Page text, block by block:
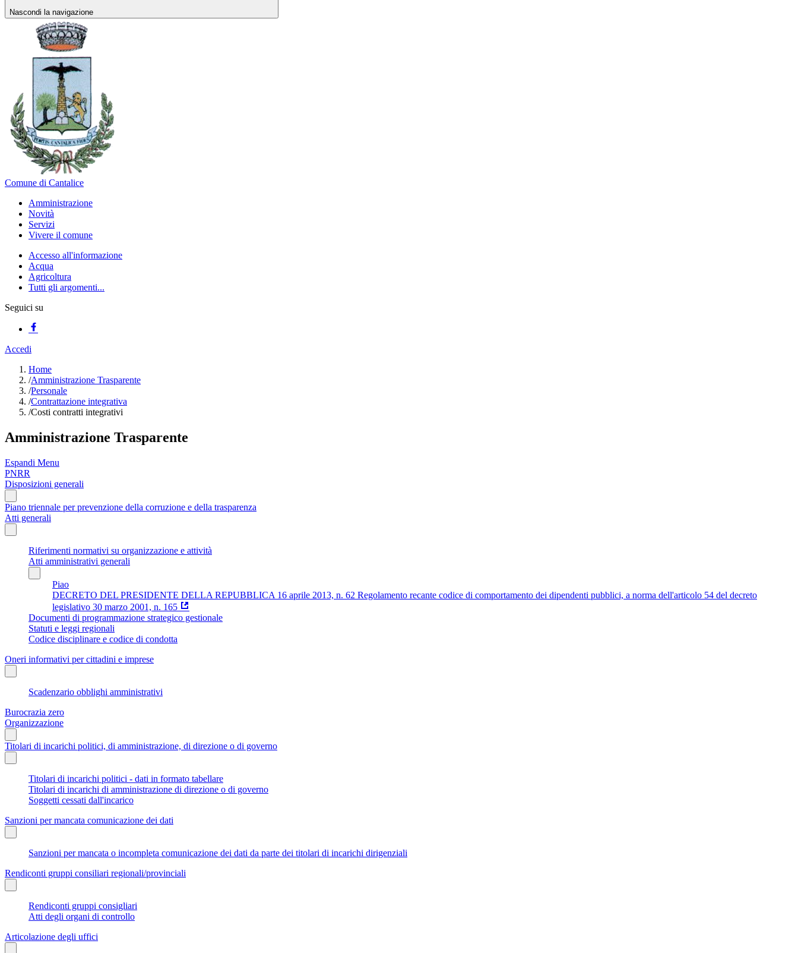
Nascondi la navigazione
Comune di Cantalice
Amministrazione
Novità
Servizi
Vivere il comune
Accesso all'informazione
Acqua
Agricoltura
Tutti gli argomenti...
Seguici su
Accedi
Home
/Amministrazione Trasparente
/Personale
/Contrattazione integrativa
/Costi contratti integrativi
Amministrazione Trasparente
Espandi Menu
PNRR
Disposizioni generali
Piano triennale per prevenzione della corruzione e della trasparenza
Atti generali
Riferimenti normativi su organizzazione e attività
Atti amministrativi generali
Piao
DECRETO DEL PRESIDENTE DELLA REPUBBLICA 16 aprile 2013, n. 62 Regolamento recante codice di comportamento dei dipendenti pubblici, a norma dell'articolo 54 del decreto
legislativo 30 marzo 2001, n. 165
Documenti di programmazione strategico gestionale
Statuti e leggi regionali
Codice disciplinare e codice di condotta
Oneri informativi per cittadini e imprese
Scadenzario obblighi amministrativi
Burocrazia zero
Organizzazione
Titolari di incarichi politici, di amministrazione, di direzione o di governo
Titolari di incarichi politici - dati in formato tabellare
Titolari di incarichi di amministrazione di direzione o di governo
Soggetti cessati dall'incarico
Sanzioni per mancata comunicazione dei dati
Sanzioni per mancata o incompleta comunicazione dei dati da parte dei titolari di incarichi dirigenziali
Rendiconti gruppi consiliari regionali/provinciali
Rendiconti gruppi consigliari
Atti degli organi di controllo
Articolazione degli uffici